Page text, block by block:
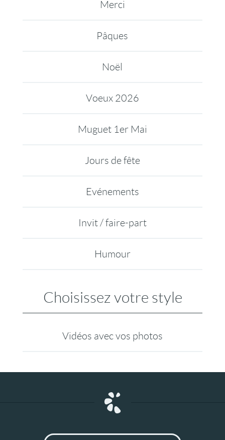
Merci
Pâques
Noël
Voeux 2026
Muguet 1er Mai
Jours de fête
Evénements
Invit / faire-part
Humour
Choisissez votre style
Vidéos avec vos photos